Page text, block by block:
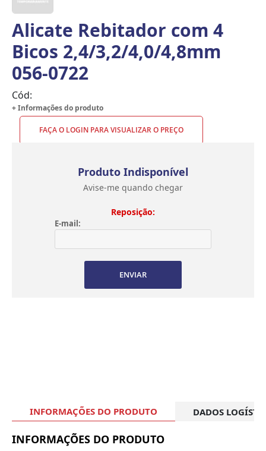
Alicate Rebitador com 4
Bicos 2,4/3,2/4,0/4,8mm
056-0722
Cód:
+ Informações do produto
FAÇA O LOGIN PARA VISUALIZAR O PREÇO
Produto Indisponível
Avise-me quando chegar
Reposição:
E-mail:
ENVIAR
INFORMAÇÕES DO PRODUTO DADOS
INFORMAÇÕES DO PRODUTO